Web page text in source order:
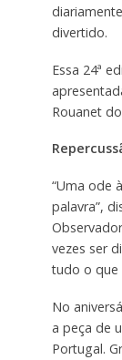
divertido.
Essa 24ª
Rouanet
“Uma ode
palavra”,
vezes ser
tudo o que
No
a peça de
Portugal.